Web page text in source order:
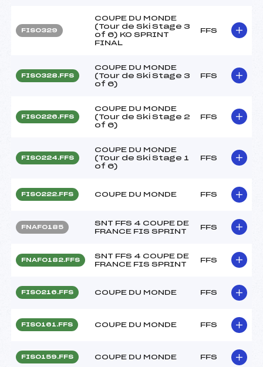
FIS0329
COUPE DU MONDE
(Tour de Ski Stage 3
of 6) KO SPRINT
FINAL
FFS
FIS0328.FFS
COUPE DU MONDE
(Tour de Ski Stage 3
of 6)
FFS
FIS0226.FFS
COUPE DU MONDE
(Tour de Ski Stage 2
of 6)
FFS
FIS0224.FFS
COUPE DU MONDE
(Tour de Ski Stage 1
of 6)
FFS
FIS0222.FFS COUPE DU MONDE FFS
FNAF0185
SNT FFS 4 COUPE DE
FRANCE FIS SPRINT
FFS
FNAF0182.FFS
SNT FFS 4 COUPE DE
FRANCE FIS SPRINT
FFS
FIS0216.FFS COUPE DU MONDE FFS
FIS0161.FFS COUPE DU MONDE FFS
FIS0159.FFS COUPE DU MONDE FFS